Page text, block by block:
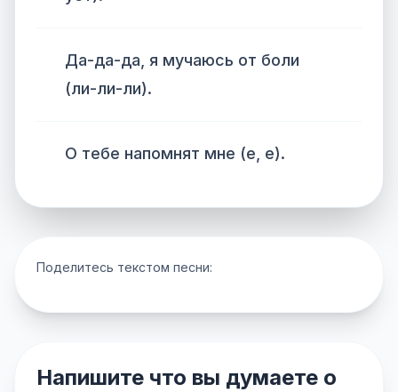
Да-да-да, я мучаюсь от боли
(ли-ли-ли).
О тебе напомнят мне (е, е).
Поделитесь текстом песни:
Напишите что вы думаете о